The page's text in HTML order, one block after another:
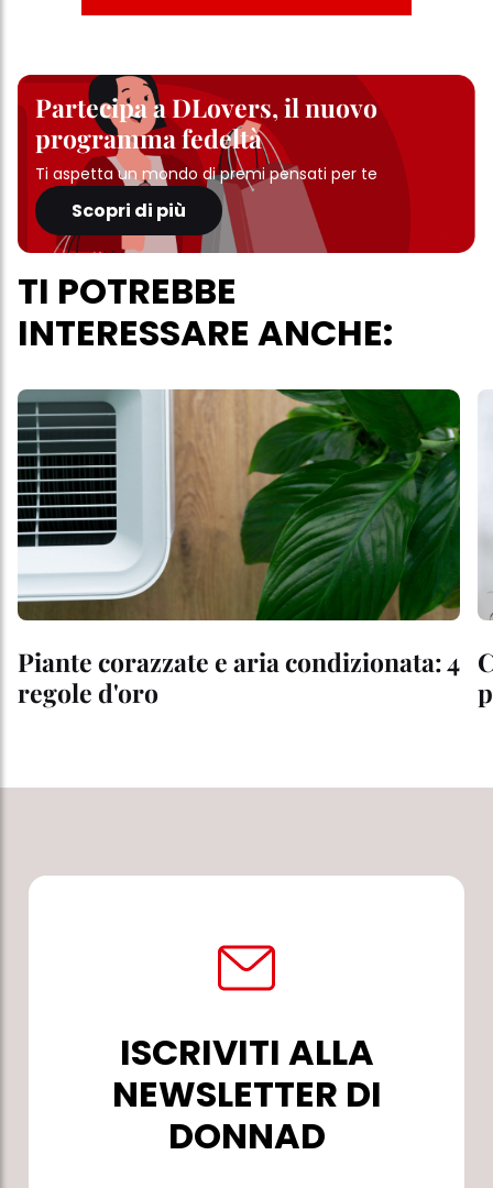
Partecipa a DLovers, il nuovo
programma fedeltà
Ti aspetta un mondo di premi pensati per te
Scopri di più
TI POTREBBE
INTERESSARE ANCHE:
Piante corazzate e aria condizionata: 4
regole d'oro
ISCRIVITI ALLA
NEWSLETTER DI
DONNAD